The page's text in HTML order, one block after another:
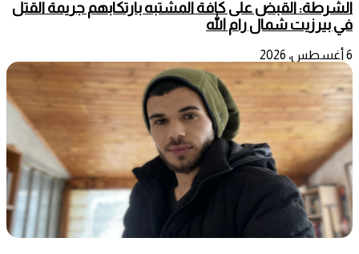
الشرطة: القبض على كافة المشتبه بارتكابهم جريمة القتل
في بيرزيت شمال رام الله
6 أغسطس، 2026